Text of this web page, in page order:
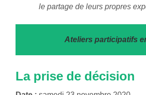
le partage de leurs propres
Ateliers participatifs
La prise de décision